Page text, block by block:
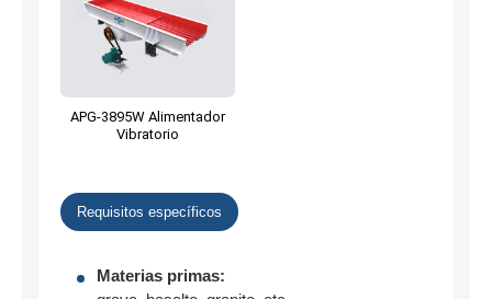
APG-3895W Alimentador
Vibratorio
Requisitos específicos
Materias primas: